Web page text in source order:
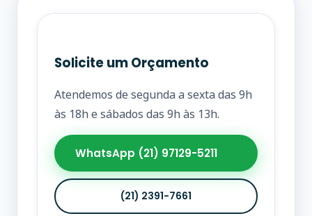
Solicite um Orçamento
Atendemos de segunda a sexta das 9h
às 18h e sábados das 9h às 13h.
WhatsApp (21) 97129-5211
(21) 2391-7661